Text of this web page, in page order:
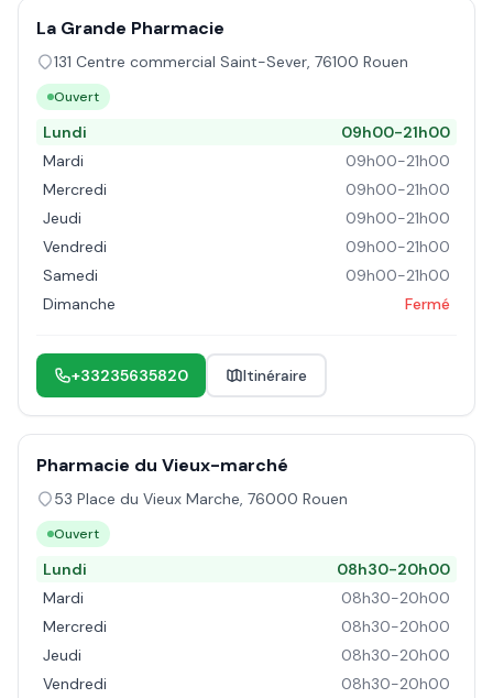
La Grande Pharmacie
131 Centre commercial Saint-Sever, 76100 Rouen
Ouvert
Lundi
09h00-21h00
Mardi
09h00-21h00
Mercredi
09h00-21h00
Jeudi
09h00-21h00
Vendredi
09h00-21h00
Samedi
09h00-21h00
Dimanche
Fermé
+33235635820 Itinéraire
Pharmacie du Vieux-marché
53 Place du Vieux Marche, 76000 Rouen
Ouvert
Lundi
08h30-20h00
Mardi
08h30-20h00
Mercredi
08h30-20h00
Jeudi
08h30-20h00
Vendredi
08h30-20h00